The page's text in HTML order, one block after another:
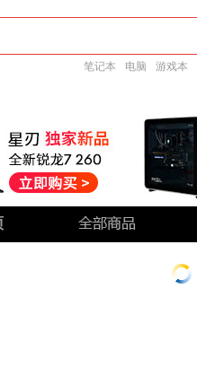
笔记本 电脑 游戏本